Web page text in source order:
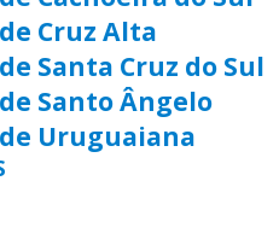
Cruz Alta
Santa Cruz do Sul
Santo Ângelo
Uruguaiana